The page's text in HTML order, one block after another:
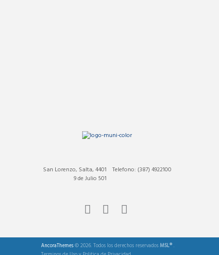
Telefono: (387) 4922100
San Lorenzo, Salta, 4401
9 de Julio 501
AncoraThemes© 2026. Todos los derechos reservadosMSL®.